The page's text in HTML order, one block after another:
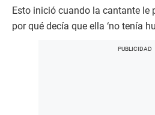
Esto inició cuando la cantante le
por qué decía que ella ‘no tenía